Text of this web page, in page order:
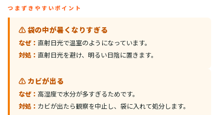
つまずきやすいポイント
⚠️ 袋の中が暑くなりすぎる
なぜ： 直射日光で温室のようになっています。
対処： 直射日光を避け、明るい日陰に置きます。
⚠️ カビが出る
なぜ： 高湿度で水分が多すぎるためです。
対処： カビが出たら観察を中止し、袋に入れて処分します。